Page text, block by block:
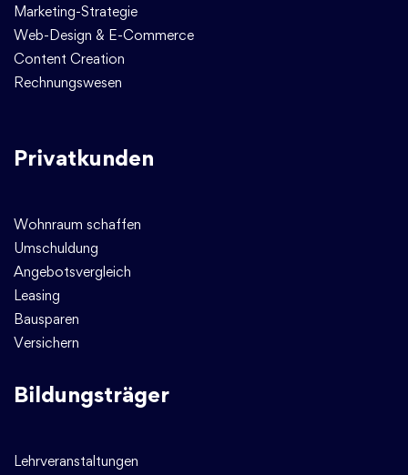
Marketing-Strategie
Web-Design & E-Commerce
Content Creation
Rechnungswesen
Privatkunden
Wohnraum schaffen
Umschuldung
Angebotsvergleich
Leasing
Bausparen
Versichern
Bildungsträger
Lehrveranstaltungen